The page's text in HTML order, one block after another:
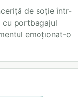
de soție într-
cu portbagajul
emoționat-o